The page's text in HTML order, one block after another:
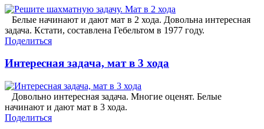
Белые начинают и дают мат в 2 хода. Довольна интересная
задача. Кстати, составлена Гебельтом в 1977 году.
Поделиться
Интересная задача, мат в 3 хода
Довольно интересная задача. Многие оценят. Белые
начинают и дают мат в 3 хода.
Поделиться